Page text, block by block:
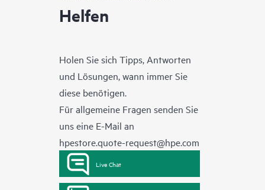
Helfen
Holen Sie sich Tipps, Antworten
und Lösungen, wann immer Sie
diese benötigen.
Für allgemeine Fragen senden Sie
uns eine E-Mail an
hpestore.quote-request@hpe.com
Live Chat